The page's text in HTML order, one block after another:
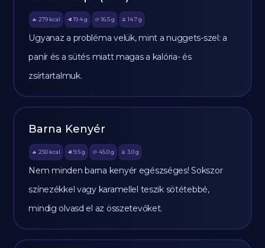
🔥 279 kcal 🥩 19.4 g 🥔 16.5g 🫒 14.7 g
Ugyanaz a probléma velük, mint a nuggets-szel: a
panír és a sütés miatt magas a kalória- és
zsírtartalmuk.
Barna Kenyér
🔥 250 kcal 🥩 9.5 g 🥔 45.0g 🫒 3.0 g
Nem minden barna kenyér egészséges! Sokszor
színezékkel vagy karamellel teszik sötétebbé,
mindig olvasd el az összetevőket.